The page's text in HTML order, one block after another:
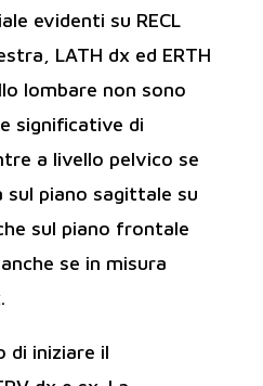
evidenti su RECL
LATH dx ed ERTH
lombare non sono
significative di
a livello pelvico se
piano sagittale su
sul piano frontale
se in misura
di iniziare il